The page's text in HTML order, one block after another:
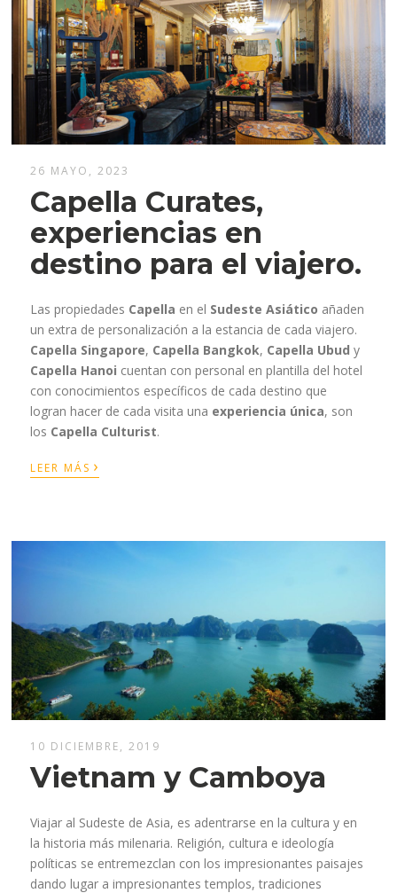
26 MAYO, 2023
Capella Curates,
experiencias en
destino para el viajero.
Las propiedades Capella en el Sudeste Asiático añaden
un extra de personalización a la estancia de cada viajero.
Capella Singapore, Capella Bangkok, Capella Ubud y
Capella Hanoi cuentan con personal en plantilla del hotel
con conocimientos específicos de cada destino que
logran hacer de cada visita una experiencia única, son
los Capella Culturist.
LEER MÁS ›
10 DICIEMBRE, 2019
Vietnam y Camboya
Viajar al Sudeste de Asia, es adentrarse en la cultura y en
la historia más milenaria. Religión, cultura e ideología
políticas se entremezclan con los impresionantes paisajes
dando lugar a impresionantes templos, tradiciones